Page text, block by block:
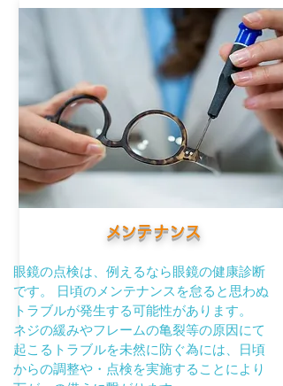
​メンテナンス
眼鏡の点検は、例えるなら眼鏡の健康診断
です。 日頃のメンテナンスを怠ると思わぬ
トラブルが発生する可能性があります。
ネジの緩みやフレームの亀裂等の原因にて
起こるトラブルを未然に防ぐ為には、日頃
からの調整や・点検を実施することにより